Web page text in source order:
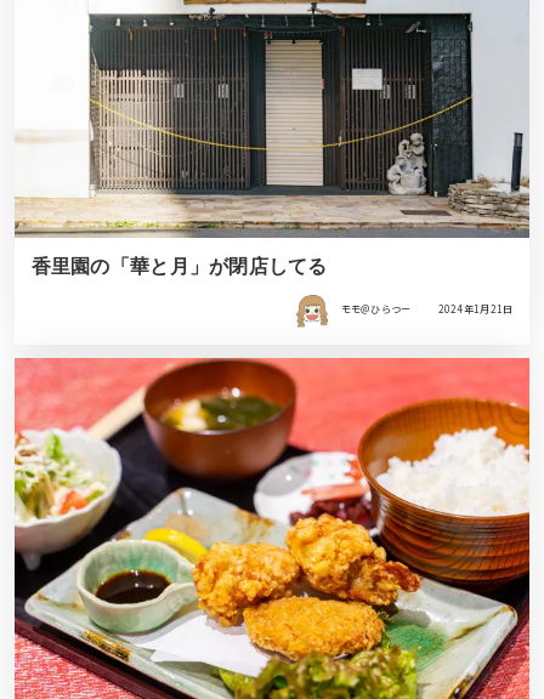
香里園の「華と月」が閉店してる
モモ＠ひらつー 2024年1月21日